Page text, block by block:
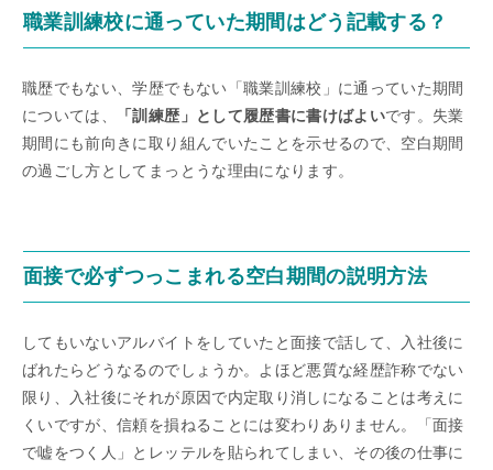
職業訓練校に通っていた期間はどう記載する？
職歴でもない、学歴でもない「職業訓練校」に通っていた期間
については、
「訓練歴」として履歴書に書けばよいです。失業
期間にも前向きに取り組んでいたことを示せるので、空白期間
の過ごし方としてまっとうな理由になります。
面接で必ずつっこまれる空白期間の説明方法
してもいないアルバイトをしていたと面接で話して、入社後に
ばれたらどうなるのでしょうか。よほど悪質な経歴詐称でない
限り、入社後にそれが原因で内定取り消しになることは考えに
くいですが、信頼を損ねることには変わりありません。「面接
で嘘をつく人」とレッテルを貼られてしまい、その後の仕事に